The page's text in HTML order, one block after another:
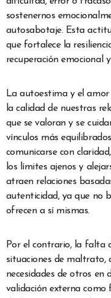
sostenernos
autosabotaje. Esta
que fortalece la
recuperación emocional
La autoestima y el
la calidad de nuestras
que se valoran y se
vínculos más
comunicarse con
los límites ajenos y
atraen relaciones
autenticidad, ya que no
ofrecen a sí mismas.
Por el contrario, la falta
situaciones de maltrato,
necesidades de otros
validación externa